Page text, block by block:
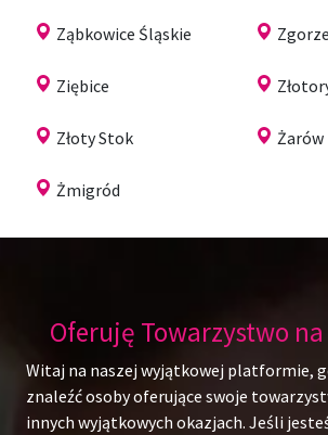
Ząbkowice Śląskie
Ziębice
Złoty Stok Żarów
Żmigród
Oferuję Towarzystwo na
Witaj na naszej wyjątkowej platformie,
znaleźć osoby oferujące swoje
innych wyjątkowych okazjach. Jeśli